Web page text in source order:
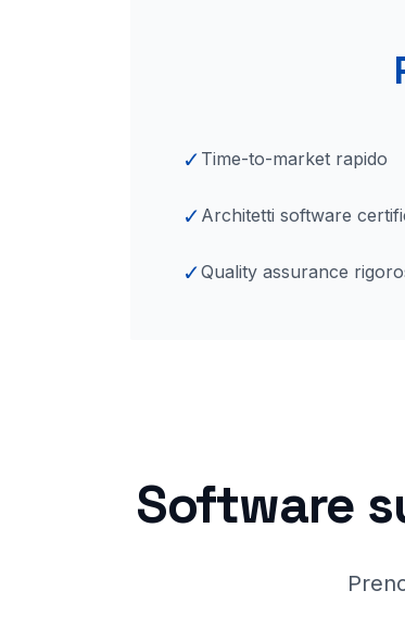
✓ Time-to-market rapido
✓ Architetti software
✓Quality assurance
Software